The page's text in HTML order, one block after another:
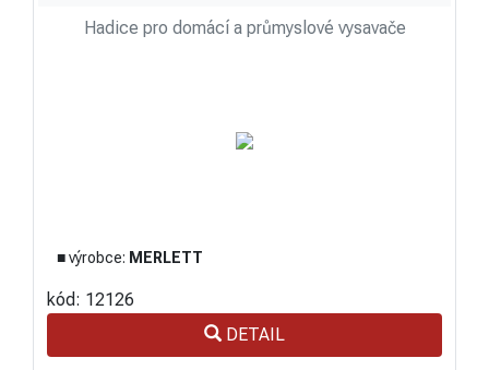
Hadice pro domácí a průmyslové vysavače
■ výrobce: MERLETT
kód: 12126
DETAIL